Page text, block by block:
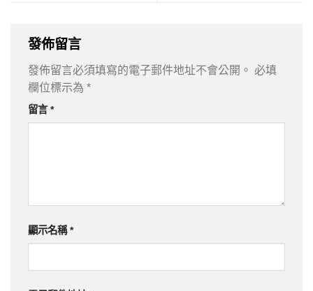
發佈留言
發佈留言必須填寫的電子郵件地址不會公開。 必填
欄位標示為 *
留言*
顯示名稱*